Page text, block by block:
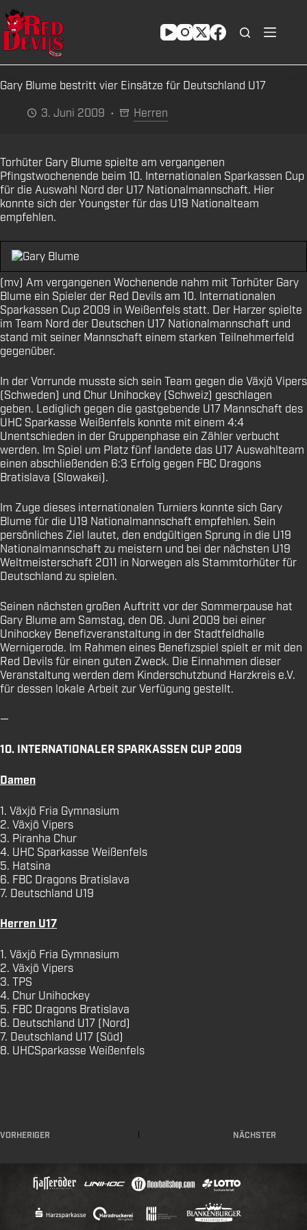
Zum
Inhalt
springen
Gary Blume bestritt vier Einsätze für Deutschland U17
3. Juni 2009
Herren
Torhüter Gary Blume spielte am vergangenen
Pfingstwochenende beim 10. Internationalen Sparkassen Cup
für die Auswahl Nord der U17 Nationalmannschaft. Hier
konnte sich der Youngster für das U19 Nationalteam
empfehlen.
(mv) Am vergangenen Wochenende nahm mit Torhüter Gary
Blume ein Spieler der Red Devils am 10. Internationalen
Sparkassen Cup 2009 in Weißenfels statt. Der Harzer spielte
im Team Nord der Deutschen U17 Nationalmannschaft und
stand mit seiner Mannschaft einem starken Teilnehmerfeld
gegenüber.
In der Vorrunde musste sich sein Team gegen die Växjö Vipers
(Schweden) und Chur Unihockey (Schweiz) geschlagen
geben. Lediglich gegen die gastgebende U17 Mannschaft des
UHC Sparkasse Weißenfels konnte mit einem 4:4
Unentschieden in der Gruppenphase ein Zähler verbucht
werden. Im Spiel um Platz fünf landete das U17 Auswahlteam
einen abschließenden 6:3 Erfolg gegen FBC Dragons
Bratislava (Slowakei).
Im Zuge dieses internationalen Turniers konnte sich Gary
Blume für die U19 Nationalmannschaft empfehlen. Sein
persönliches Ziel lautet, den endgültigen Sprung in die U19
Nationalmannschaft zu meistern und bei der nächsten U19
Weltmeisterschaft 2011 in Norwegen als Stammtorhüter für
Deutschland zu spielen.
Seinen nächsten großen Auftritt vor der Sommerpause hat
Gary Blume am Samstag, den 06. Juni 2009 bei einer
Unihockey Benefizveranstaltung in der Stadtfeldhalle
Wernigerode. Im Rahmen eines Benefizspiel spielt er mit den
Red Devils für einen guten Zweck. Die Einnahmen dieser
Veranstaltung werden dem Kinderschutzbund Harzkreis e.V.
für dessen lokale Arbeit zur Verfügung gestellt.
—
10. INTERNATIONALER SPARKASSEN CUP 2009
Damen
1. Växjö Fria Gymnasium
2. Växjö Vipers
3. Piranha Chur
4. UHC Sparkasse Weißenfels
5. Hatsina
6. FBC Dragons Bratislava
7. Deutschland U19
Herren U17
1. Växjö Fria Gymnasium
2. Växjö Vipers
3. TPS
4. Chur Unihockey
5. FBC Dragons Bratislava
6. Deutschland U17 (Nord)
7. Deutschland U17 (Süd)
8. UHCSparkasse Weißenfels
VORHERIGER NÄCHSTER